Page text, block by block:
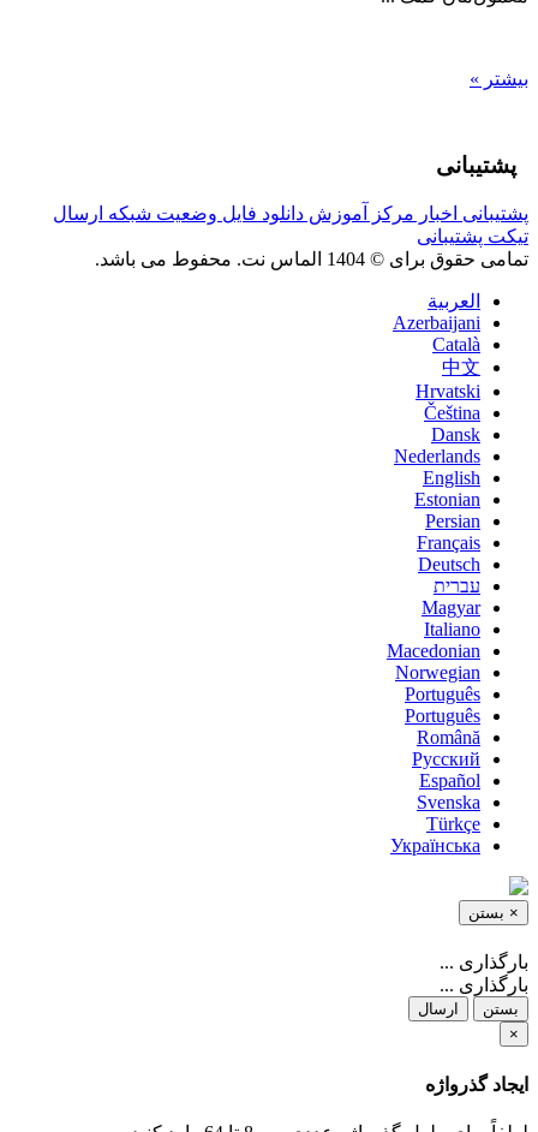
بیشتر »
پشتیبانی
پشتیبانی اخبار مرکز آموزش دانلود فایل وضعیت شبکه ارسال
تیکت پشتیبانی
تمامی حقوق برای © 1404 الماس نت. محفوط می باشد.
العربية
Azerbaijani
Català
中文
Hrvatski
Čeština
Dansk
Nederlands
English
Estonian
Persian
Français
Deutsch
עברית
Magyar
Italiano
Macedonian
Norwegian
Português
Português
Română
Русский
Español
Svenska
Türkçe
Українська
× بستن
بارگذاری ...
بارگذاری ...
بستن
ارسال
×
ایجاد گذرواژه